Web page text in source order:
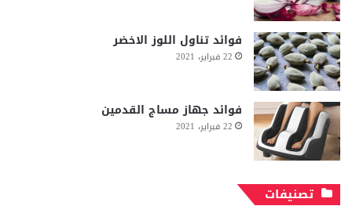
فوائد تناول اللوز الاخضر
22 فبراير، 2021
فوائد جهاز مساج القدمين
22 فبراير، 2021
تصنيفات